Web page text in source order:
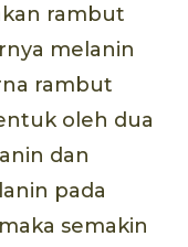
rambut
melanin
rambut
oleh dua
dan
pada
semakin